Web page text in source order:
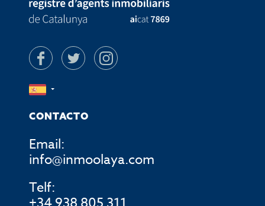
CONTACTO
Email:
info@inmoolaya.com
Telf: